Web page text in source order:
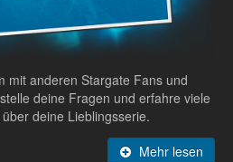
mit anderen Stargate Fans und
deine Fragen und erfahre viele
deine Lieblingsserie.
Mehr lesen